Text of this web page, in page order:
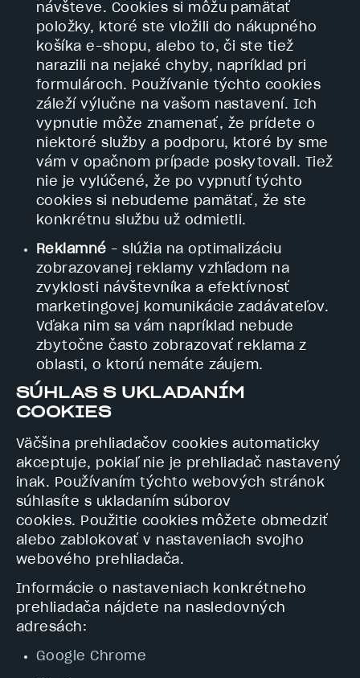
návšteve. Cookies si môžu pamätať
položky, ktoré ste vložili do nákupného
košíka e-shopu, alebo to, či ste tiež
narazili na nejaké chyby, napríklad pri
formulároch. Používanie týchto cookies
záleží výlučne na vašom nastavení. Ich
vypnutie môže znamenať, že prídete o
niektoré služby a podporu, ktoré by sme
vám v opačnom prípade poskytovali. Tiež
nie je vylúčené, že po vypnutí týchto
cookies si nebudeme pamätať, že ste
konkrétnu službu už odmietli.
Reklamné – slúžia na optimalizáciu
zobrazovanej reklamy vzhľadom na
zvyklosti návštevníka a efektívnosť
marketingovej komunikácie zadávateľov.
Vďaka nim sa vám napríklad nebude
zbytočne často zobrazovať reklama z
oblasti, o ktorú nemáte záujem.
SÚHLAS S UKLADANÍM
COOKIES
Väčšina prehliadačov cookies automaticky
akceptuje, pokiaľ nie je prehliadač nastavený
inak. Používaním týchto webových stránok
súhlasíte s ukladaním súborov
cookies. Použitie cookies môžete obmedziť
alebo zablokovať v nastaveniach svojho
webového prehliadača.
Informácie o nastaveniach konkrétneho
prehliadača nájdete na nasledovných
adresách:
Google Chrome